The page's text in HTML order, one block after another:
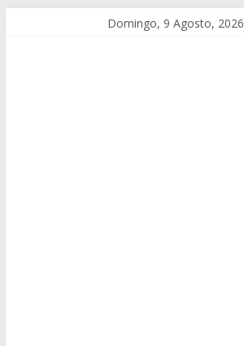
Domingo, 9 Agosto, 2026